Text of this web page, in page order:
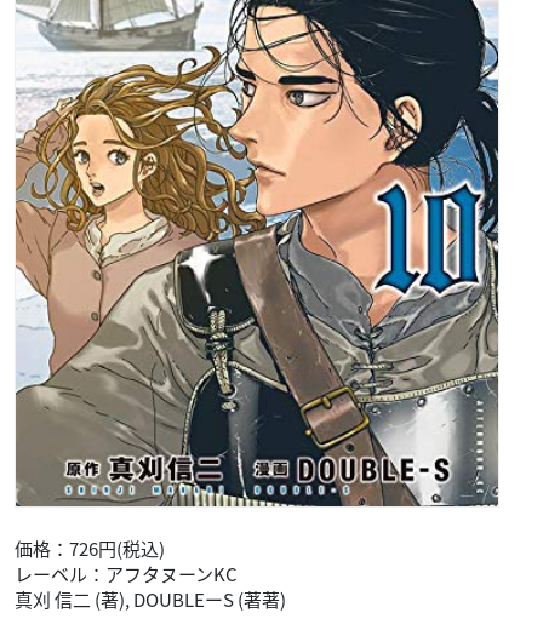
価格：726円(税込)
レーベル：アフタヌーンKC
真刈 信二 (著), DOUBLEーS (著著)